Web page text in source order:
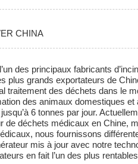
CHINA
des principaux fabricants
plus grands exportateurs de
traitement des déchets dans le
des animaux domestiques
6 tonnes par jour.
déchets médicaux en Chine,
nous fournissons
mis à jour avec notre
en fait l’un des plus